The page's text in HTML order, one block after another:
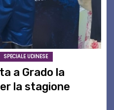
SPECIALE UDINESE
a Grado la
la stagione